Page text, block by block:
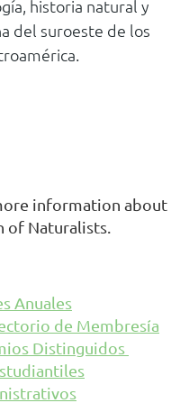
historia natural y
del suroeste de los
information about
of Naturalists.
Anuales
de Membresía
Distinguidos